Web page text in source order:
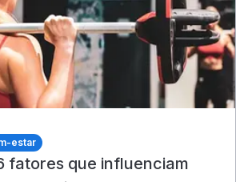
estar
fatores que influenciam